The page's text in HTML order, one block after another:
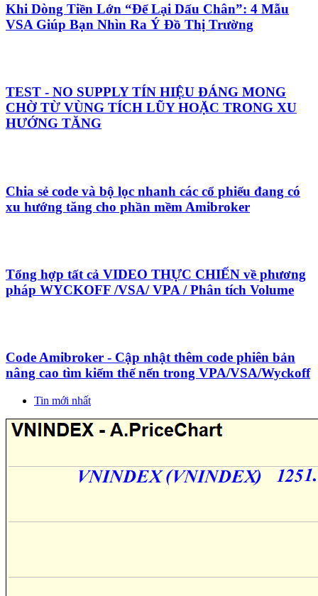
Khi Dòng Tiền Lớn “Để Lại Dấu Chân”: 4 Mẫu
VSA Giúp Bạn Nhìn Ra Ý Đồ Thị Trường
TEST - NO SUPPLY TÍN HIỆU ĐÁNG MONG
CHỜ TỪ VÙNG TÍCH LŨY HOẶC TRONG XU
HƯỚNG TĂNG
Chia sẻ code và bộ lọc nhanh các cổ phiếu đang có
xu hướng tăng cho phần mềm Amibroker
Tổng hợp tất cả VIDEO THỰC CHIẾN về phương
pháp WYCKOFF /VSA/ VPA / Phân tích Volume
Code Amibroker - Cập nhật thêm code phiên bản
nâng cao tìm kiếm thế nến trong VPA/VSA/Wyckoff
Tin mới nhất